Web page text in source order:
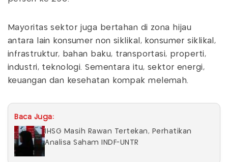
Mayoritas sektor juga bertahan di zona hijau
antara lain konsumer non siklikal, konsumer siklikal,
infrastruktur, bahan baku, transportasi, properti,
industri, teknologi. Sementara itu, sektor energi,
keuangan dan kesehatan kompak melemah.
Baca Juga:
IHSG Masih Rawan Tertekan, Perhatikan
Analisa Saham INDF-UNTR